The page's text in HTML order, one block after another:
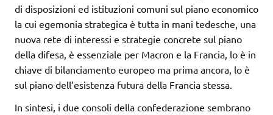
di disposizioni ed istituzioni comuni sul piano economico
la cui egemonia strategica è tutta in mani tedesche, una
nuova rete di interessi e strategie concrete sul piano
della difesa, è essenziale per Macron e la Francia, lo è in
chiave di bilanciamento europeo ma prima ancora, lo è
sul piano dell’esistenza futura della Francia stessa.
In sintesi, i due consoli della confederazione sembrano